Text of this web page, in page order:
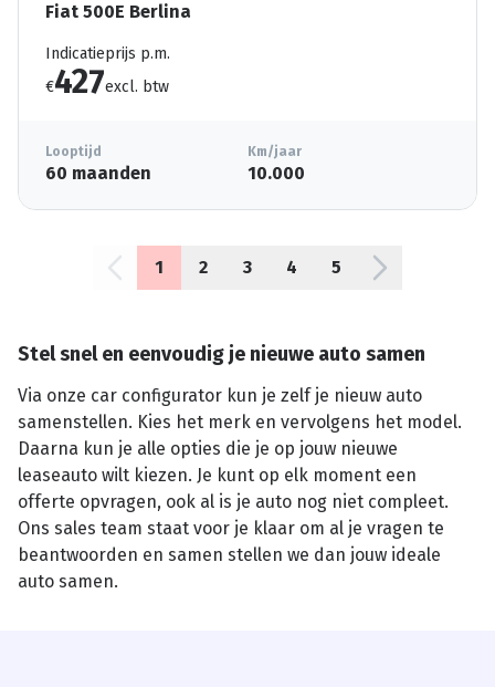
Fiat 500E Berlina
Indicatieprijs p.m.
€427excl. btw
Looptijd
60 maanden
Km/jaar
10.000
1 2 3 4 5
Stel snel en eenvoudig je nieuwe auto samen
Via onze car configurator kun je zelf je nieuw auto
samenstellen. Kies het merk en vervolgens het model.
Daarna kun je alle opties die je op jouw nieuwe
leaseauto wilt kiezen. Je kunt op elk moment een
offerte opvragen, ook al is je auto nog niet compleet.
Ons sales team staat voor je klaar om al je vragen te
beantwoorden en samen stellen we dan jouw ideale
auto samen.